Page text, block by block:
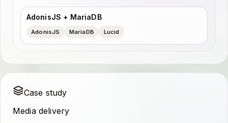
AdonisJS + MariaDB
AdonisJS MariaDB Lucid
Case study
Media delivery